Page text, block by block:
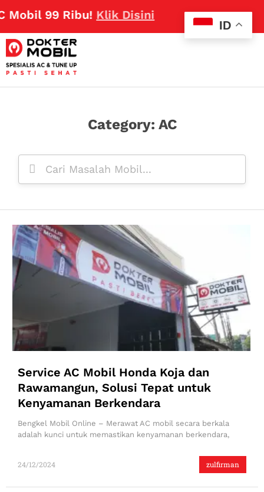
99 Ribu! Klik Disini
Category: AC
Service AC Mobil Honda Koja dan
Rawamangun, Solusi Tepat untuk
Kenyamanan Berkendara
zulfirman
24/12/2024
Bengkel Mobil Online – Merawat AC mobil secara berkala
adalah kunci untuk memastikan kenyamanan berkendara,
ID